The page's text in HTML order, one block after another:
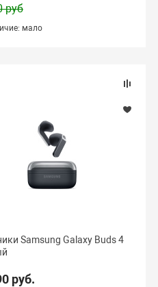
руб
мало
Samsung Galaxy Buds 4
руб.